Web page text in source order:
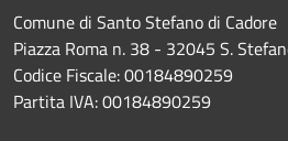
Comune di Santo Stefano di Cadore
Piazza Roma n. 38 - 32045 S.
Codice Fiscale: 00184890259
Partita IVA: 00184890259